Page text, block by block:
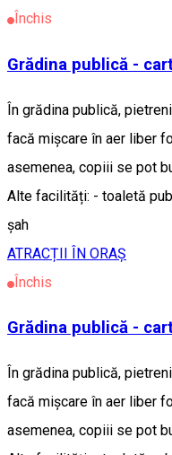
Închis
Grădina publică -
În grădina publică,
facă mișcare în aer liber
asemenea, copiii se pot
Alte facilități: - toaletă
șah
ATRACȚII ÎN ORAȘ
Închis
Grădina publică -
În grădina publică,
facă mișcare în aer liber
asemenea, copiii se pot